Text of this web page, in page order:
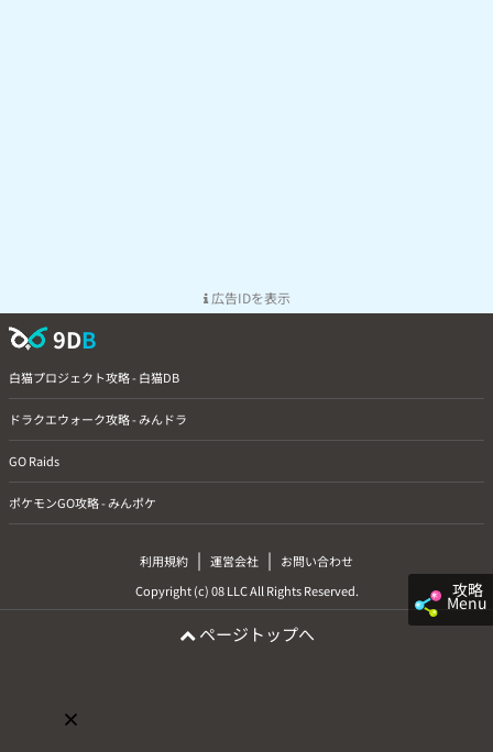
攻略
Menu
広告IDを表示
9DB
白猫プロジェクト攻略 - 白猫DB
ドラクエウォーク攻略 - みんドラ
GO Raids
ポケモンGO攻略 - みんポケ
利用規約 | 運営会社 |
お問い合わせ
Copyright (c) 08 LLC All Rights Reserved.
ページトップへ